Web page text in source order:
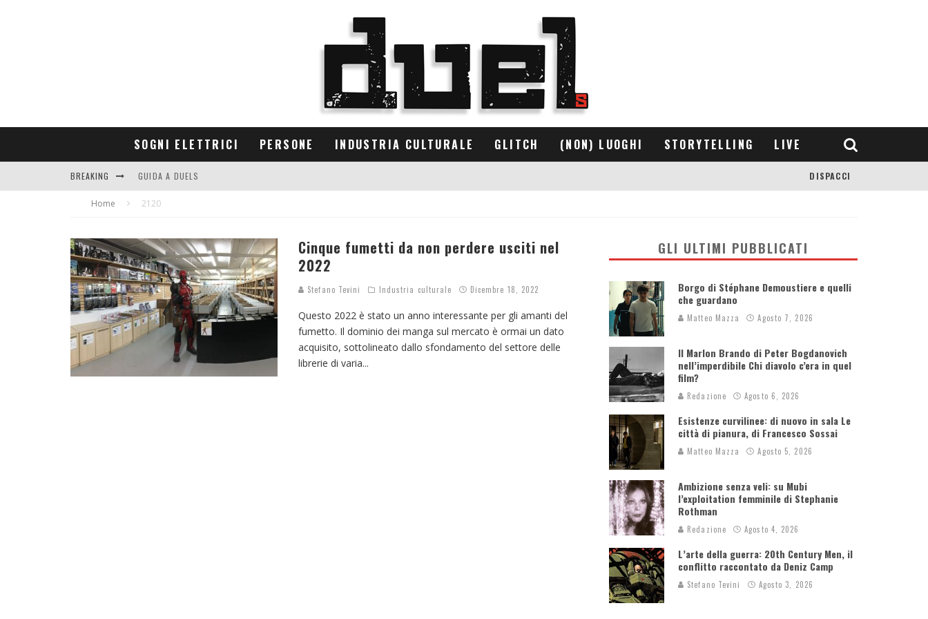
SOGNI ELETTRICI PERSONE INDUSTRIA CULTURALE GLITCH (NON) LUOGHI STORYTELLING LIVE
BREAKING GUIDA A DUELS
CONTRIBUTORS
DISPACCI
Home 2120
Cinque fumetti da non perdere usciti nel
2022
Stefano Tevini Industria culturale Dicembre 18, 2022
Questo 2022 è stato un anno interessante per gli amanti del
fumetto. Il dominio dei manga sul mercato è ormai un dato
acquisito, sottolineato dallo sfondamento del settore delle
librerie di varia...
GLI ULTIMI PUBBLICATI
Borgo di Stéphane Demoustiere e quelli
che guardano
Matteo Mazza Agosto 7, 2026
Il Marlon Brando di Peter Bogdanovich
nell’imperdibile Chi diavolo c’era in quel
film?
Redazione Agosto 6, 2026
Esistenze curvilinee: di nuovo in sala Le
città di pianura, di Francesco Sossai
Matteo Mazza Agosto 5, 2026
Ambizione senza veli: su Mubi
l’exploitation femminile di Stephanie
Rothman
Redazione Agosto 4, 2026
L’arte della guerra: 20th Century Men, il
conflitto raccontato da Deniz Camp
Stefano Tevini Agosto 3, 2026